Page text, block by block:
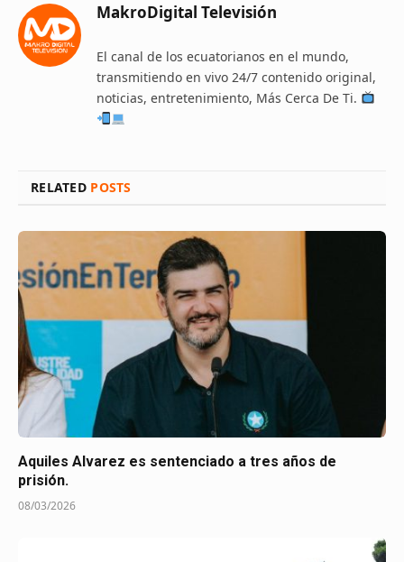
MakroDigital Televisión
El canal de los ecuatorianos en el mundo,
transmitiendo en vivo 24/7 contenido original,
noticias, entretenimiento, Más Cerca De Ti.
RELATED POSTS
Aquiles Alvarez es sentenciado a tres años de
prisión.
08/03/2026